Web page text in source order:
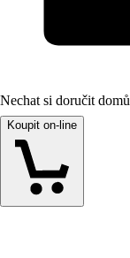
Nechat si doručit domů
Koupit on-line